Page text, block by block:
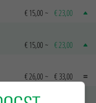
€ 15,00 ~ € 23,00
€ 15,00 ~ € 23,00
€ 26,00 ~ € 33,00